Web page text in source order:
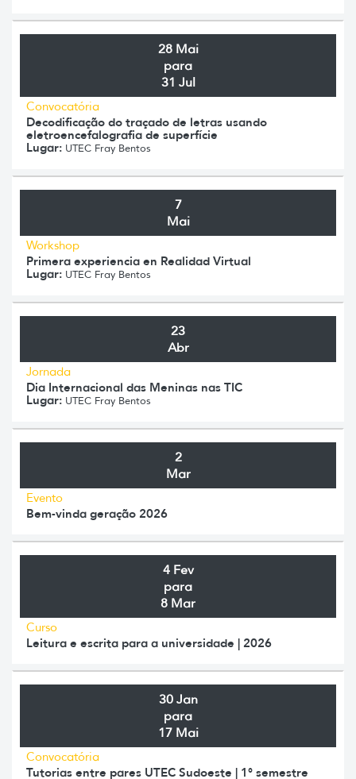
28 Mai
para
31 Jul
Convocatória
Decodificação do traçado de letras usando
eletroencefalografia de superfície
Lugar: UTEC Fray Bentos
7
Mai
Workshop
Primera experiencia en Realidad Virtual
Lugar: UTEC Fray Bentos
23
Abr
Jornada
Dia Internacional das Meninas nas TIC
Lugar: UTEC Fray Bentos
2
Mar
Evento
Bem-vinda geração 2026
4 Fev
para
8 Mar
Curso
Leitura e escrita para a universidade | 2026
30 Jan
para
17 Mai
Convocatória
Tutorias entre pares UTEC Sudoeste | 1° semestre